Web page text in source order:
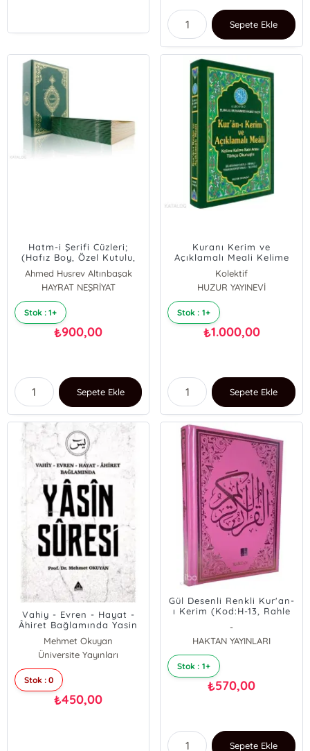
Sepete Ekle
Hatm-i Şerifi Cüzleri;
(Hafız Boy, Özel Kutulu,
Karton Ciltli)
Ahmed Husrev Altınbaşak
HAYRAT NEŞRİYAT
Stok : 1+
₺900,00
Sepete Ekle
Kuranı Kerim ve
Açıklamalı Meali Kelime
Kelime Satır Arası Türkçe
Okunuşlu;(Rahle
Boy,Kod:055)
Kolektif
HUZUR YAYINEVİ
Stok : 1+
₺1.000,00
Sepete Ekle
Vahiy - Evren - Hayat -
Âhiret Bağlamında Yasin
Suresi
Mehmet Okuyan
Üniversite Yayınları
Stok : 0
₺450,00
Gül Desenli Renkli Kur'an-
ı Kerim (Kod:H-13, Rahle
-
HAKTAN YAYINLARI
Stok : 1+
₺570,00
Sepete Ekle